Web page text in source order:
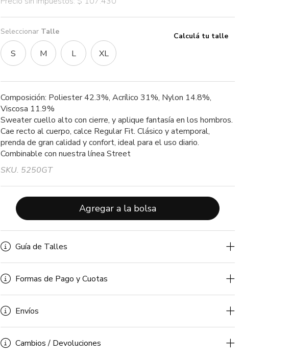
Calculá tu talle
Seleccionar Talle
S M L XL
Composición: Poliester 42.3%, Acrílico 31%, Nylon 14.8%,
Viscosa 11.9%
Sweater cuello alto con cierre, y aplique fantasía en los hombros.
Cae recto al cuerpo, calce Regular Fit. Clásico y atemporal,
prenda de gran calidad y confort, ideal para el uso diario.
Combinable con nuestra línea Street
SKU. 5250GT
Agregar a la bolsa
Guía de Talles
Formas de Pago y Cuotas
Envíos
Cambios / Devoluciones